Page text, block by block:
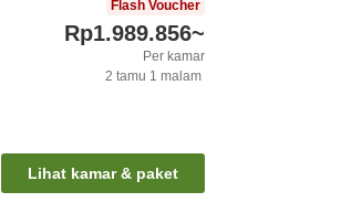
Flash Voucher
Rp1.989.856~
Per kamar
2 tamu 1 malam
Lihat kamar & paket